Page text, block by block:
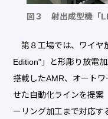
図３ 射出成型機「
第８工場では、ワイヤ
Edition"」と形彫り放電
搭載したAMR、オート
せた自動化ラインを提案
ーリング加工まで対応